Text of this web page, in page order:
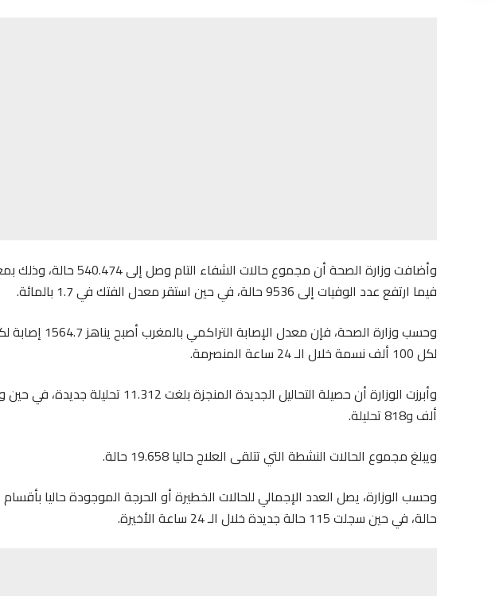
فيما ارتفع عدد الوفيات إلى 9536 حالة، في حين استقر معدل الفتك في 1.7 بالمائة.
لكل 100 ألف نسمة خلال الـ 24 ساعة المنصرمة.
ألف و818 تحليلة.
ويبلغ مجموع الحالات النشطة التي تتلقى العلاج حاليا 19.658 حالة.
حالة، في حين سجلت 115 حالة جديدة خلال الـ 24 ساعة الأخيرة.